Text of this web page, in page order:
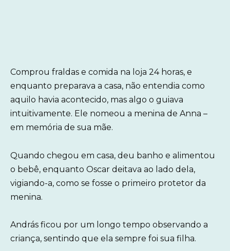
Comprou fraldas e comida na loja 24 horas, e
enquanto preparava a casa, não entendia como
aquilo havia acontecido, mas algo o guiava
intuitivamente. Ele nomeou a menina de Anna –
em memória de sua mãe.
Quando chegou em casa, deu banho e alimentou
o bebê, enquanto Oscar deitava ao lado dela,
vigiando-a, como se fosse o primeiro protetor da
menina.
András ficou por um longo tempo observando a
criança, sentindo que ela sempre foi sua filha.